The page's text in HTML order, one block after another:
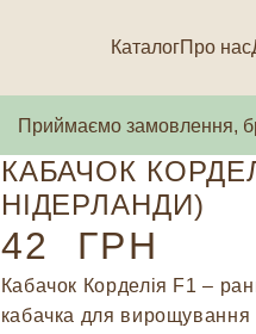
КаталогПро нас
Приймаємо замовлення,
КАБАЧОК
НІДЕРЛАНДИ)
42 ГРН
Кабачок Корделія F1 –
кабачка для вирощування